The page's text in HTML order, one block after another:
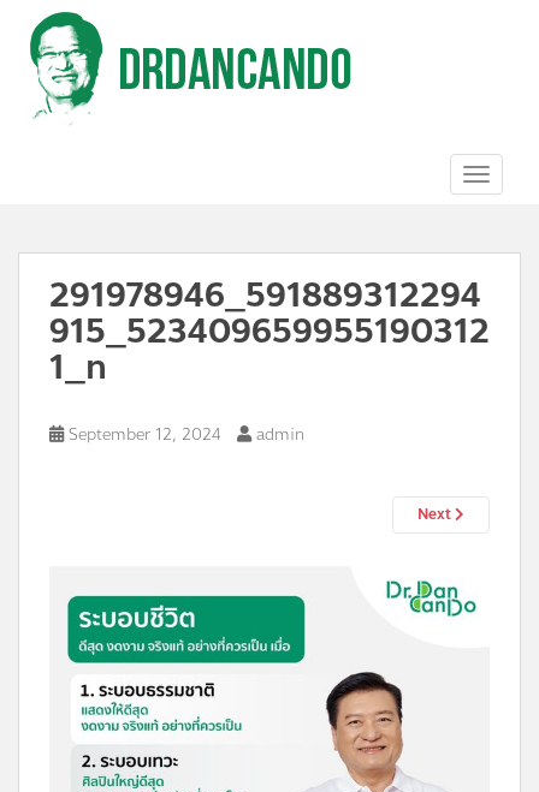
291978946_591889312294
915_523409659955190312
1_n
September 12, 2024 admin
Next